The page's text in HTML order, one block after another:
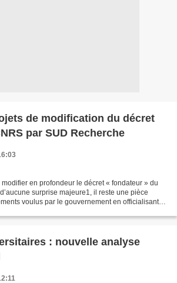
de modification du décret
par SUD Recherche
en profondeur le décret « fondateur » du
surprise majeure1, il reste une pièce
voulus par le gouvernement en officialisant
: nouvelle analyse